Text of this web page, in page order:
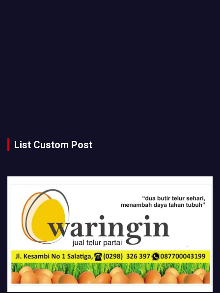
List Custom Post